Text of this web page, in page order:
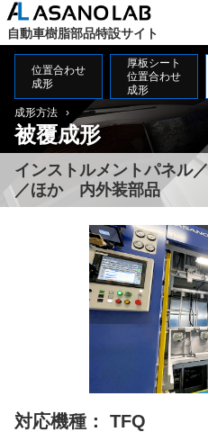
自動車樹脂部品特設サイト
成形方法
被覆成形
位置合わせ
成形
厚板シート
位置合わせ
成形
インストルメントパネル／
／ほか 内外装部品
対応機種： TFQ